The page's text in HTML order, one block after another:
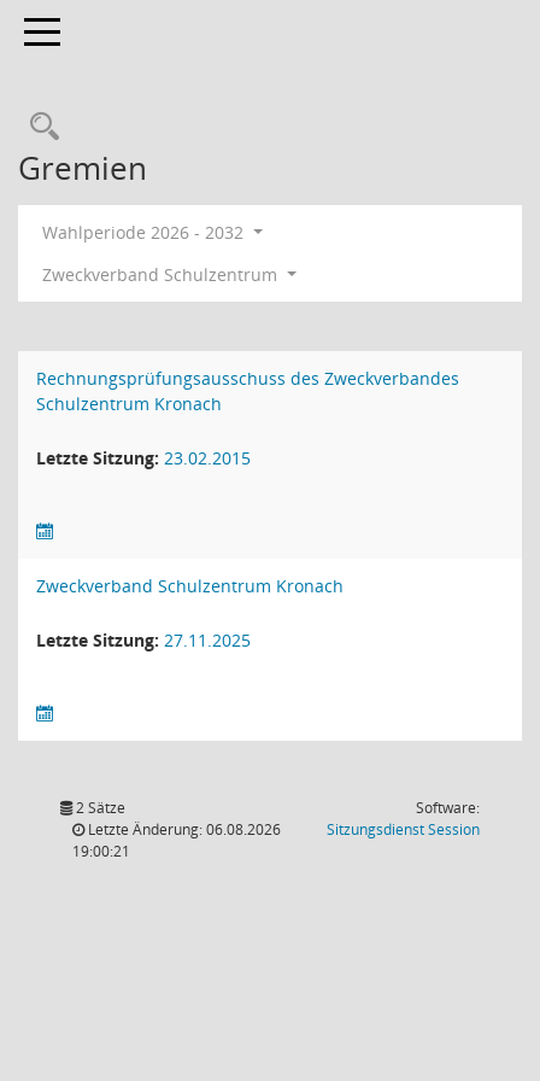
Toggle navigation
Rechercheauswahl
Gremien
Wahlperiode 2026 - 2032
Zweckverband Schulzentrum
Rechnungsprüfungsausschuss des Zweckverbandes
Schulzentrum Kronach
Letzte Sitzung: 23.02.2015
Zweckverband Schulzentrum Kronach
Letzte Sitzung: 27.11.2025
2 Sätze
Letzte Änderung: 06.08.2026
19:00:21
Software:
SitzungsdienstSession(Wird in